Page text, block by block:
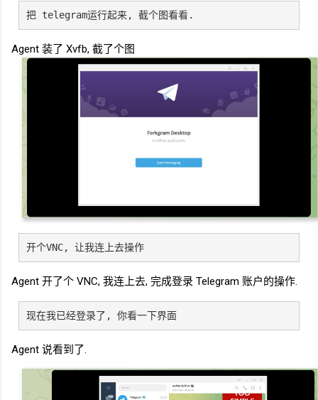
把 telegram运行起来, 截个图看看.
Agent 装了 Xvfb, 截了个图
开个VNC, 让我连上去操作
Agent 开了个 VNC, 我连上去, 完成登录 Telegram 账户的操作.
现在我已经登录了, 你看一下界面
Agent 说看到了.